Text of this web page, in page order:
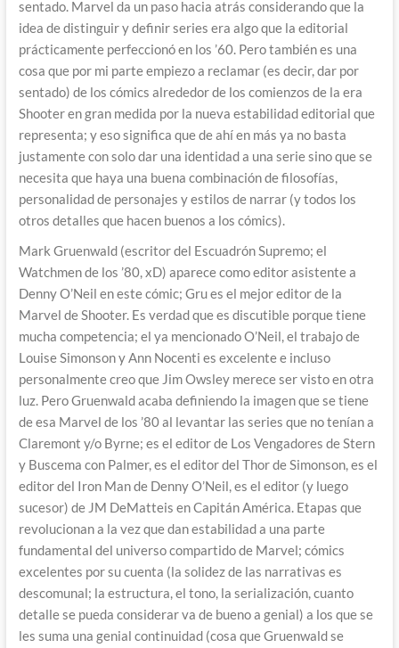
sentado. Marvel da un paso hacia atrás considerando que la
idea de distinguir y definir series era algo que la editorial
prácticamente perfeccionó en los ’60. Pero también es una
cosa que por mi parte empiezo a reclamar (es decir, dar por
sentado) de los cómics alrededor de los comienzos de la era
Shooter en gran medida por la nueva estabilidad editorial que
representa; y eso significa que de ahí en más ya no basta
justamente con solo dar una identidad a una serie sino que se
necesita que haya una buena combinación de filosofías,
personalidad de personajes y estilos de narrar (y todos los
otros detalles que hacen buenos a los cómics).
Mark Gruenwald (escritor del Escuadrón Supremo; el
Watchmen de los ’80, xD) aparece como editor asistente a
Denny O’Neil en este cómic; Gru es el mejor editor de la
Marvel de Shooter. Es verdad que es discutible porque tiene
mucha competencia; el ya mencionado O’Neil, el trabajo de
Louise Simonson y Ann Nocenti es excelente e incluso
personalmente creo que Jim Owsley merece ser visto en otra
luz. Pero Gruenwald acaba definiendo la imagen que se tiene
de esa Marvel de los ’80 al levantar las series que no tenían a
Claremont y/o Byrne; es el editor de Los Vengadores de Stern
y Buscema con Palmer, es el editor del Thor de Simonson, es el
editor del Iron Man de Denny O’Neil, es el editor (y luego
sucesor) de JM DeMatteis en Capitán América. Etapas que
revolucionan a la vez que dan estabilidad a una parte
fundamental del universo compartido de Marvel; cómics
excelentes por su cuenta (la solidez de las narrativas es
descomunal; la estructura, el tono, la serialización, cuanto
detalle se pueda considerar va de bueno a genial) a los que se
les suma una genial continuidad (cosa que Gruenwald se